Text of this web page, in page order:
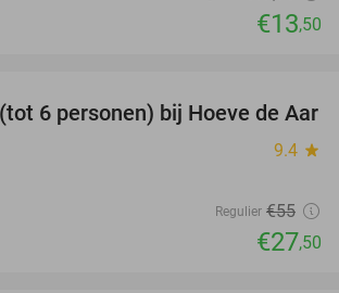
€13,50
50%
6 personen) bij Hoeve de Aar
9.4 star
Regulier €55
€27,50